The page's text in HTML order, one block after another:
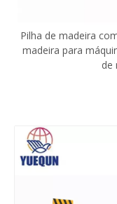
Pilha de madeira
madeira para
de